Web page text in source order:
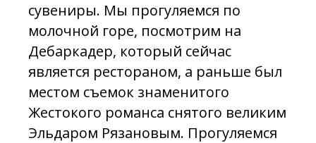
сувениры. Мы прогуляемся по
молочной горе, посмотрим на
Дебаркадер, который сейчас
является рестораном, а раньше был
местом съемок знаменитого
Жестокого романса снятого великим
Эльдаром Рязановым. Прогуляемся